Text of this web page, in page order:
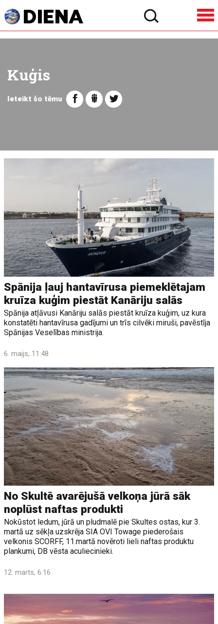
Kuģis
Ieteikt šo tēmu
Spānija ļauj hantavīrusa piemeklētajam
kruīza kuģim piestāt Kanāriju salās
Spānija atļāvusi Kanāriju salās piestāt kruīza kuģim, uz kura
konstatēti hantavīrusa gadījumi un trīs cilvēki miruši, pavēstīja
Spānijas Veselības ministrija.
6. maijs, 11:48
No Skultē avarējušā velkoņa jūrā sāk
noplūst naftas produkti
Nokūstot ledum, jūrā un pludmalē pie Skultes ostas, kur 3.
martā uz sēkļa uzskrēja SIA OVI Towage piederošais
velkonis SCORFF, 11.martā novēroti lieli naftas produktu
plankumi, DB vēsta aculiecinieki.
12. marts, 6:16